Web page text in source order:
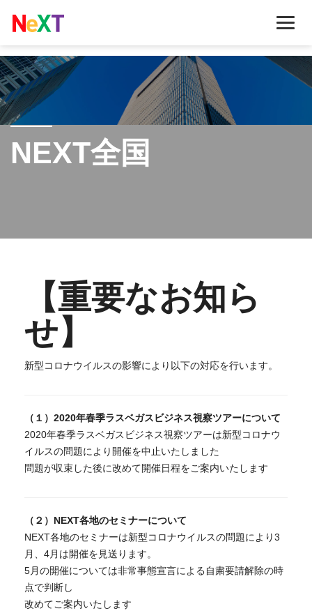
東京
大阪
名古屋
カリキュラムについて
NEXT BLOG
お問い合わせ
NEXT全国
【重要なお知ら
せ】
新型コロナウイルスの影響により以下の対応を行います。
（１）2020年春季ラスベガスビジネス視察ツアーについて
2020年春季ラスベガスビジネス視察ツアーは新型コロナウ
イルスの問題により開催を中止いたしました
問題が収束した後に改めて開催日程をご案内いたします
（２）NEXT各地のセミナーについて
NEXT各地のセミナーは新型コロナウイルスの問題により3
月、4月は開催を見送ります。
5月の開催については非常事態宣言による自粛要請解除の時
点で判断し
改めてご案内いたします